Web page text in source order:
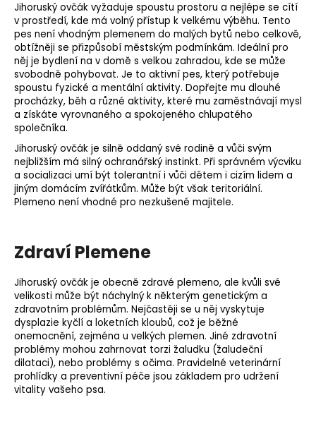
Jihoruský ovčák vyžaduje spoustu prostoru a nejlépe se cítí
v prostředí, kde má volný přístup k velkému výběhu. Tento
pes není vhodným plemenem do malých bytů nebo celkově,
obtížněji se přizpůsobí městským podmínkám. Ideální pro
něj je bydlení na v domě s velkou zahradou, kde se může
svobodně pohybovat. Je to aktivní pes, který potřebuje
spoustu fyzické a mentální aktivity. Dopřejte mu dlouhé
procházky, běh a různé aktivity, které mu zaměstnávají mysl
a získáte vyrovnaného a spokojeného chlupatého
společníka.
Jihoruský ovčák je silně oddaný své rodině a vůči svým
nejbližším má silný ochranářský instinkt. Při správném výcviku
a socializaci umí být tolerantní i vůči dětem i cizím lidem a
jiným domácím zvířátkům. Může být však teritoriální.
Plemeno není vhodné pro nezkušené majitele.
Zdraví Plemene
Jihoruský ovčák je obecně zdravé plemeno, ale kvůli své
velikosti může být náchylný k některým genetickým a
zdravotním problémům. Nejčastěji se u něj vyskytuje
dysplazie kyčlí a loketních kloubů, což je běžné
onemocnění, zejména u velkých plemen. Jiné zdravotní
problémy mohou zahrnovat torzi žaludku (žaludeční
dilataci), nebo problémy s očima. Pravidelné veterinární
prohlídky a preventivní péče jsou základem pro udržení
vitality vašeho psa.